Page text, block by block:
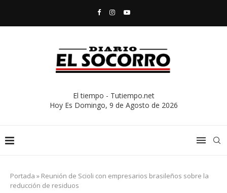
El tiempo - Tutiempo.net
Hoy Es Domingo, 9 de Agosto de 2026
Portada » Reunión de Scioli con empresarios brasileños sobre la
reducción de residuos